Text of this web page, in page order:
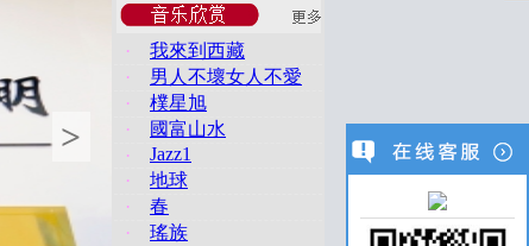
>
·
我來到西藏
·
男人不壞女人不愛
·
樸星旭
·
國富山水
·
Jazz1
·
地球
·
春
·
瑤族